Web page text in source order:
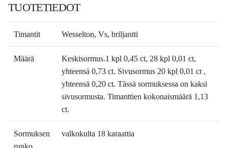
TUOTETIEDOT
Timantit Wesselton, Vs, briljantti
Määrä
Keskisormus.1 kpl 0,45 ct, 28 kpl 0,01 ct,
yhteensä 0,73 ct. Sivusormus 20 kpl 0,01 ct ,
yhteensä 0,20 ct. Tässä sormuksessa on kaksi
sivusormusta. Timanttien kokonaismäärä 1,13
ct.
Sormuksen
runko
valkokulta 18 karaattia